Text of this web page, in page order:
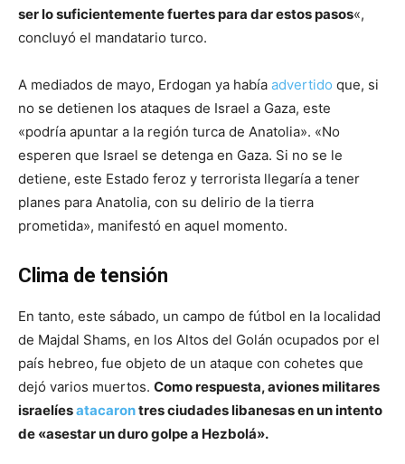
ser lo suficientemente fuertes para dar estos pasos«,
concluyó el mandatario turco.
A mediados de mayo, Erdogan ya había advertido que, si
no se detienen los ataques de Israel a Gaza, este
«podría apuntar a la región turca de Anatolia». «No
esperen que Israel se detenga en Gaza. Si no se le
detiene, este Estado feroz y terrorista llegaría a tener
planes para Anatolia, con su delirio de la tierra
prometida», manifestó en aquel momento.
Clima de tensión
En tanto, este sábado, un campo de fútbol en la localidad
de Majdal Shams, en los Altos del Golán ocupados por el
país hebreo, fue objeto de un ataque con cohetes que
dejó varios muertos. Como respuesta, aviones militares
israelíesatacarontres ciudades libanesas en un intento
de «asestar un duro golpe a Hezbolá».